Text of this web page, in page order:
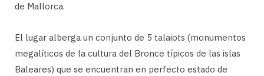
de Mallorca.
El lugar alberga un conjunto de 5 talaiots (monumentos
megalíticos de la cultura del Bronce típicos de las islas
Baleares) que se encuentran en perfecto estado de